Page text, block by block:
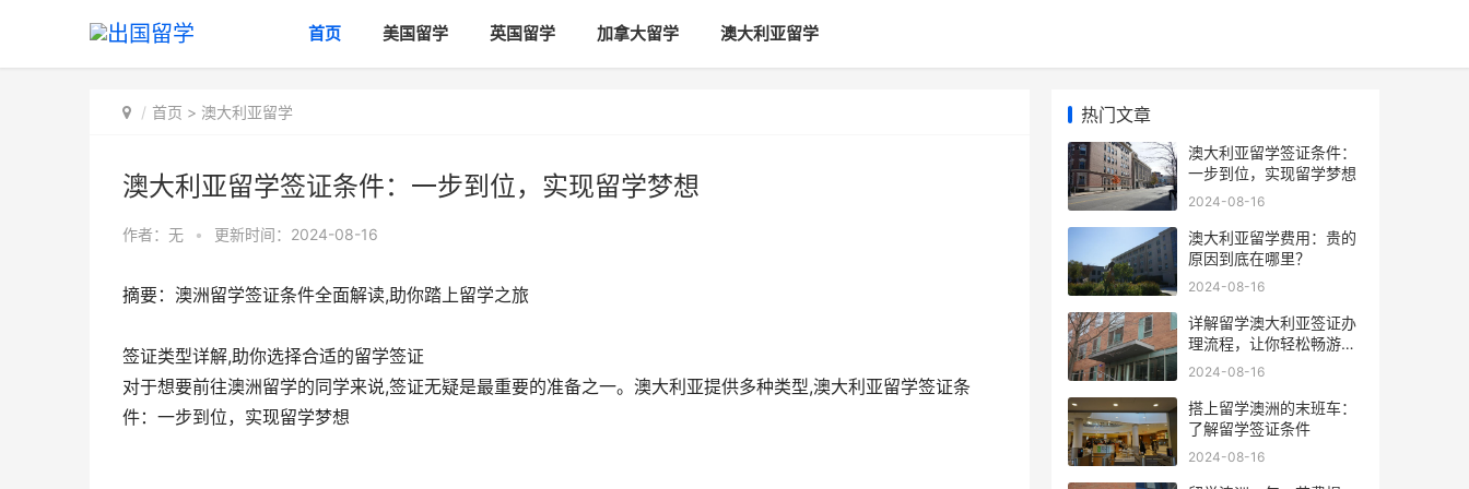
首页 美国留学 英国留学 加拿大留学 澳大利亚留学
首页 > 澳大利亚留学
澳大利亚留学签证条件：一步到位，实现留学梦想
作者：无 • 更新时间：2024-08-16
摘要：澳洲留学签证条件全面解读,助你踏上留学之旅
签证类型详解,助你选择合适的留学签证
对于想要前往澳洲留学的同学来说,签证无疑是最重要的准备之一。澳大利亚提供多种类型,澳大利亚留学签证条
件：一步到位，实现留学梦想
热门文章
澳大利亚留学签证条件：
一步到位，实现留学梦想
2024-08-16
澳大利亚留学费用：贵的
原因到底在哪里？
2024-08-16
详解留学澳大利亚签证办
理流程，让你轻松畅游澳
洲
2024-08-16
搭上留学澳洲的末班车：
了解留学签证条件
2024-08-16